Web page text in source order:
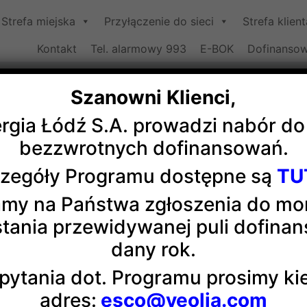
Strefa miejska Przyłączenie do sieci Strefa
Kontakt
Tel. alarmowy 993 E-BOK
ciepło do
systemowego do Konstantynowa Łódzkiego,
ciepła systemowego do Konstantynowa
Gminy Konstantynów Łódzki podpisały umowę
Veolii. Podpisy na dokumencie złożyli ze strony
Szanowni Klienci,
Łódź S.A. prowadzi nabór
bezzwrotnych dofinansowań.
Programu dostępne są
na Państwa zgłoszenia do
przewidywanej puli
dany rok.
dot. Programu prosimy
adres: esco@veolia.com